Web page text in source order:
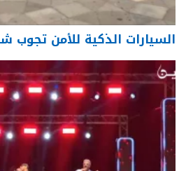
السيارات الذكية للأمن تجوب